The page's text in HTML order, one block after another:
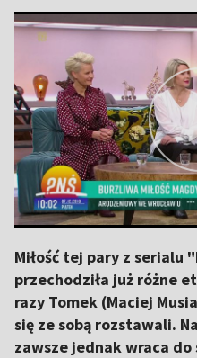
Miłość tej pary z serialu
przechodziła już różne
razy Tomek (Maciej
się ze sobą rozstawali.
zawsze jednak wraca